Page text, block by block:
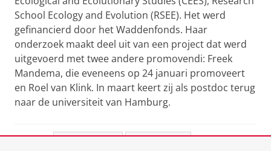
School Ecology and Evolution (RSEE). Het werd
gefinancierd door het Waddenfonds. Haar
onderzoek maakt deel uit van een project dat werd
uitgevoerd met twee andere promovendi: Freek
Mandema, die eveneens op 24 januari promoveert
en Roel van Klink. In maart keert zij als postdoc terug
naar de universiteit van Hamburg.